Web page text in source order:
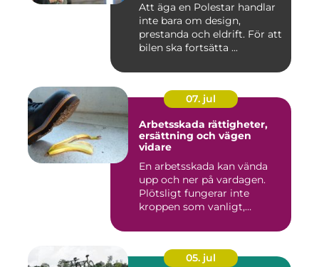
Att äga en Polestar handlar
inte bara om design,
prestanda och eldrift. För att
bilen ska fortsätta ...
07. jul
Arbetsskada rättigheter,
ersättning och vägen
vidare
En arbetsskada kan vända
upp och ner på vardagen.
Plötsligt fungerar inte
kroppen som vanligt,
05. jul